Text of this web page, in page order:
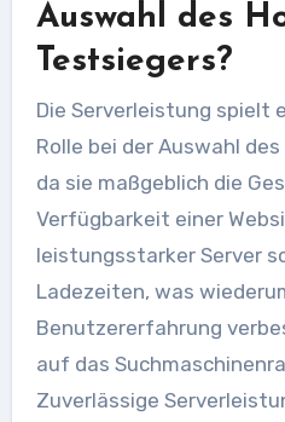
Auswahl des
Testsiegers?
Die Serverleistung spielt
Rolle bei der Auswahl
da sie maßgeblich die
Verfügbarkeit einer
leistungsstarker Server
Ladezeiten, was
Benutzererfahrung
auf das
Zuverlässige